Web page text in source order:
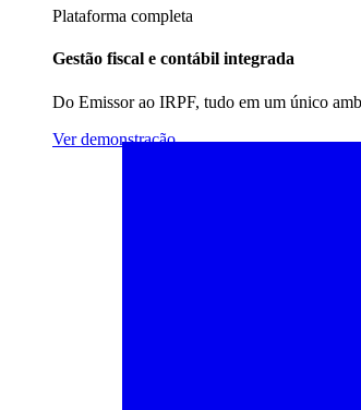
Plataforma completa
Gestão fiscal e contábil integrada
Do Emissor ao IRPF, tudo em um único
Ver demonstração